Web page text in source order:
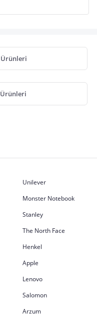
Ürünleri
Ürünleri
Unilever
Monster Notebook
Stanley
The North Face
Henkel
Apple
Lenovo
Salomon
Arzum